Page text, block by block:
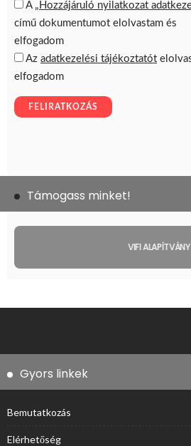
Támogass minket!
VIFI ALAPÍTVÁNY
Gyors linkek
Bemutatkozás
Elérhetőség